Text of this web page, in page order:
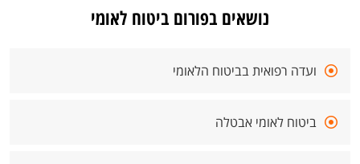
נושאים בפורום ביטוח לאומי
ועדה רפואית בביטוח הלאומי
ביטוח לאומי אבטלה